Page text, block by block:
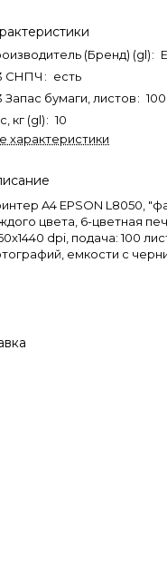
(Бренд) (gl):
СНПЧ : есть
Запас бумаги, листов: 100
кг (gl): 10
характеристики
A4 EPSON L8050,
цвета, 6-цветная
dpi, подача: 100
емкости с